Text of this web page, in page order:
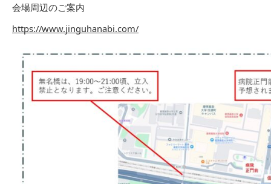
会場周辺のご案内
https://www.jinguhanabi.com/